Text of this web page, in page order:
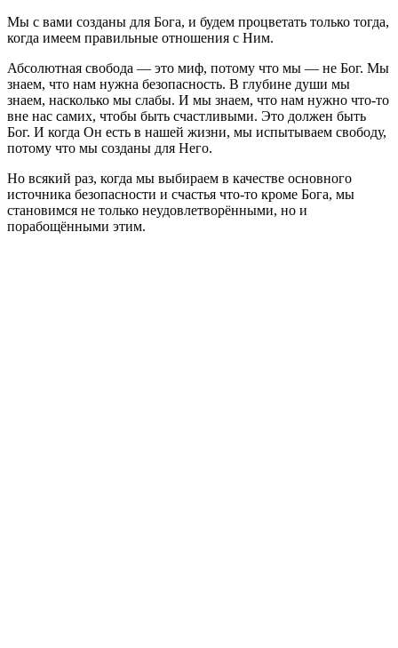
Мы с вами созданы для Бога, и будем процветать только тогда,
когда имеем правильные отношения с Ним.
Абсолютная свобода — это миф, потому что мы — не Бог. Мы
знаем, что нам нужна безопасность. В глубине души мы
знаем, насколько мы слабы. И мы знаем, что нам нужно что-то
вне нас самих, чтобы быть счастливыми. Это должен быть
Бог. И когда Он есть в нашей жизни, мы испытываем свободу,
потому что мы созданы для Него.
Но всякий раз, когда мы выбираем в качестве основного
источника безопасности и счастья что-то кроме Бога, мы
становимся не только неудовлетворёнными, но и
порабощёнными этим.